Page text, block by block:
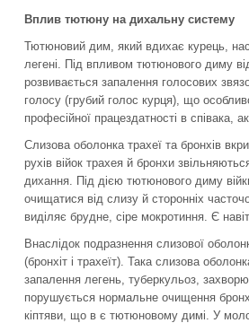
Вплив тютюну на дихальну систему
Тютюновий дим, який вдихає курець,
легені. Під впливом тютюнового диму
розвивається запалення голосових
голосу (грубий голос курця), що
професійної працездатності в співака,
Слизова оболонка трахеї та бронхів
рухів війок трахея й бронхи
дихання. Під дією тютюнового диму
очищатися від слизу й сторонніх
виділяє брудне, сіре мокротиння. Є
Внаслідок подразнення слизової
(бронхіт і трахеїт). Така слизова
запалення легень, туберкульоз,
порушується нормальне очищення
кіптяви, що в є тютюновому димі. У